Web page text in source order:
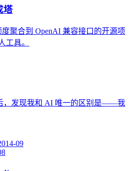
塔
聚合到 OpenAI 兼容接口的开源项
工具。
，发现我和 AI 唯一的区别是——我
09